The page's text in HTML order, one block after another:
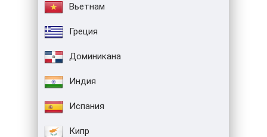
Вьетнам
Греция
Доминикана
Индия
Испания
Кипр